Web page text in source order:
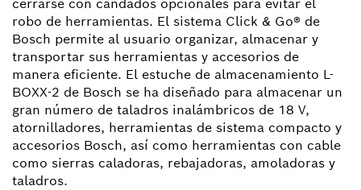
robo de herramientas. El sistema Click & Go® de
Bosch permite al usuario organizar, almacenar y
transportar sus herramientas y accesorios de
manera eficiente. El estuche de almacenamiento L-
BOXX-2 de Bosch se ha diseñado para almacenar un
gran número de taladros inalámbricos de 18 V,
atornilladores, herramientas de sistema compacto y
accesorios Bosch, así como herramientas con cable
como sierras caladoras, rebajadoras, amoladoras y
taladros.